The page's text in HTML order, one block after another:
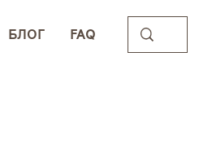
БЛОГ FAQ